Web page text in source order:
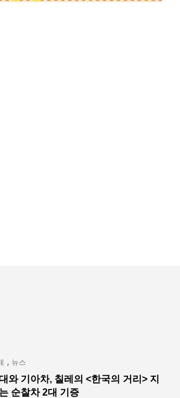
, 뉴스
와 기아차, 칠레의 <한국의 거리> 지
순찰차 2대 기증